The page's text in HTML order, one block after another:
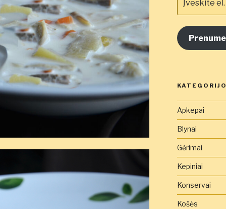
el.
pašto
adresą
čia
Apkepai
Blynai
Gėrimai
Kepiniai
Konservai
Košės